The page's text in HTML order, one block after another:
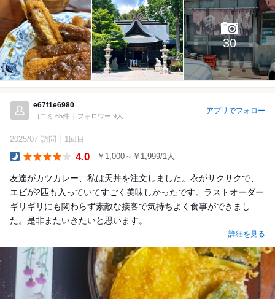
30
e67f1e6980
口コミ 65件 フォロワー 9人
アプリでフォロー
2025/07 訪問 1回目
4.0 ￥1,000～￥1,999/1人
友達がカツカレー、私は天丼を注文しました。衣がサクサクで、
エビが2匹も入っていてすごく美味しかったです。ラストオーダー
ギリギリにも関わらず素敵な接客で気持ちよく食事ができまし
た。是非またいきたいと思います。
詳細を見る